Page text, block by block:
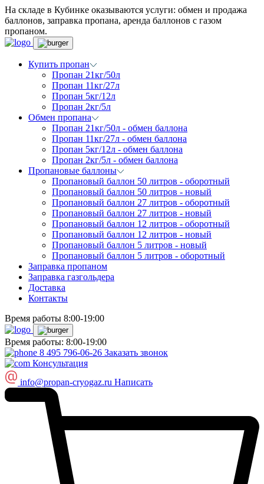
На складе в Кубинке оказываются услуги: обмен и продажа
баллонов, заправка пропана, аренда баллонов с газом
пропаном.
Купить пропан
Пропан 21кг/50л
Пропан 11кг/27л
Пропан 5кг/12л
Пропан 2кг/5л
Обмен пропана
Пропан 21кг/50л - обмен баллона
Пропан 11кг/27л - обмен баллона
Пропан 5кг/12л - обмен баллона
Пропан 2кг/5л - обмен баллона
Пропановые баллоны
Пропановый баллон 50 литров - оборотный
Пропановый баллон 50 литров - новый
Пропановый баллон 27 литров - оборотный
Пропановый баллон 27 литров - новый
Пропановый баллон 12 литров - оборотный
Пропановый баллон 12 литров - новый
Пропановый баллон 5 литров - новый
Пропановый баллон 5 литров - оборотный
Заправка пропаном
Заправка газгольдера
Доставка
Контакты
Время работы 8:00-19:00
Время работы: 8:00-19:00
8 495 796-06-26 Заказать звонок
Консультация
info@propan-cryogaz.ru Написать